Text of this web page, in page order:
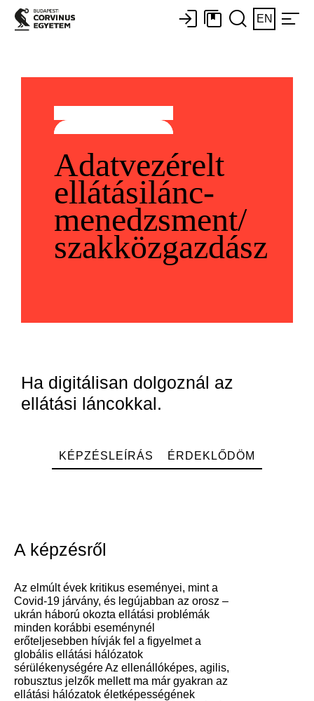
EN
Adatvezérelt
ellátásilánc-
menedzsment/
szakközgazdász
Ha digitálisan dolgoznál az
ellátási láncokkal.
KÉPZÉSLEÍRÁS ÉRDEKLŐDÖM
A képzésről
Az elmúlt évek kritikus eseményei, mint a
Covid-19 járvány, és legújabban az orosz –
ukrán háború okozta ellátási problémák
minden korábbi eseménynél
erőteljesebben hívják fel a figyelmet a
globális ellátási hálózatok
sérülékenységére Az ellenállóképes, agilis,
robusztus jelzők mellett ma már gyakran az
ellátási hálózatok életképességének